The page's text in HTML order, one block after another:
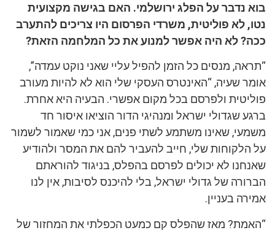
בוא נדבר על הפלג ירושלמי. האם בגישה מקצועית
נטו, לא פוליטית, משרדי הפרסום היו צריכים להתערב
ככה? לא היה אפשר למנוע את כל המלחמה הזאת?
“תראה, מנסים כל הזמן להפיל עליי שאני נוקט עמדה”,
אומר שעיה, “האינטרס העסקי שלי הוא לא להיות מעורב
פוליטית ולפרסם בכל מקום אפשרי. הבעיה היא אחרת.
ברגע שגדולי ישראל ומנהיגי הדור הוציאו איסור חד
משמעי, שאינו משתמע לשתי פנים, אני כמי שאמור לשמור
על הלקוחות שלי, חייב להעביר להם את המסר ולהודיע
שאנחנו לא יכולים לפרסם בהפלס, בניגוד להוראתם
הברורה של גדולי ישראל, בלי להיכנס לסיבות, אין לנו
אמירה בעניין.
“האמת? מאז שהפלס קם כמעט הכפלתי את המחזור של